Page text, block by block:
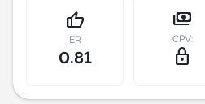
thumb_up
ER
0.81
payments
CPV:
lock_outline